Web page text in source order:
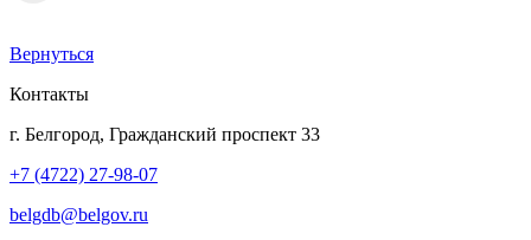
Вернуться
Контакты
г. Белгород, Гражданский проспект 33
+7 (4722) 27-98-07
belgdb@belgov.ru